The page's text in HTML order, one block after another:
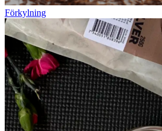
Förkylning